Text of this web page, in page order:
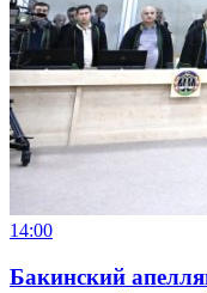
14:00
Бакинский